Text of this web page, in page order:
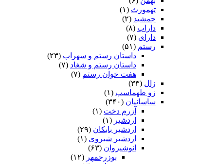
تهمورث (۱)
جمشید (۲)
داراب (۸)
دارای (۷)
رستم (۵۱)
داستان رستم و سهراب (۲۳)
داستان رستم و شغاد (۷)
هفت خوان رستم‏ (۷)
زال (۳۳)
زو طهماسپ‏ (۱)
ساسانیان (۳۴۰)
آزرم دخت (۱)
اردشیر (۱)
اردشیر بابکان (۲۹)
اردشیر شیروی (۱)
انوشیروان (۶۳)
بوزرجمهر (۱۲)